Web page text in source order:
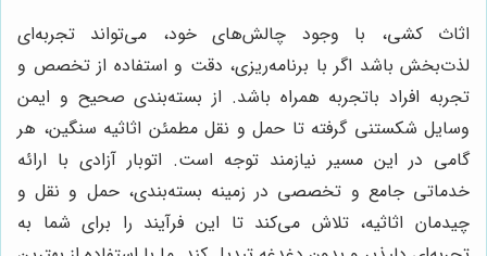
اثاث کشی، با وجود چالش‌های خود، می‌تواند تجربه‌ای
لذت‌بخش باشد اگر با برنامه‌ریزی، دقت و استفاده از تخصص و
تجربه افراد باتجربه همراه باشد. از بسته‌بندی صحیح و ایمن
وسایل شکستنی گرفته تا حمل و نقل مطمئن اثاثیه سنگین، هر
گامی در این مسیر نیازمند توجه است. اتوبار آزادی با ارائه
خدماتی جامع و تخصصی در زمینه بسته‌بندی، حمل و نقل و
چیدمان اثاثیه، تلاش می‌کند تا این فرآیند را برای شما به